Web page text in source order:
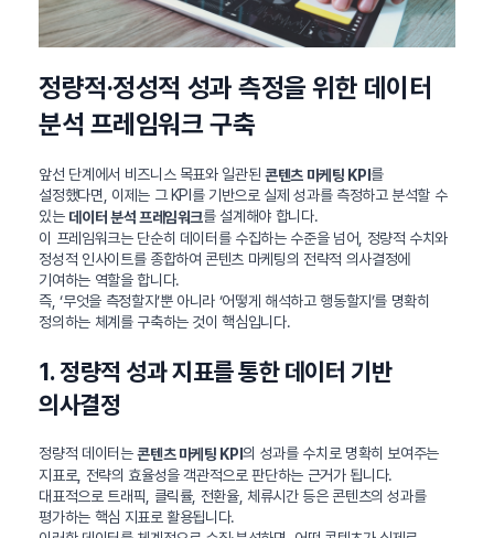
정량적·정성적 성과 측정을 위한 데이터
분석 프레임워크 구축
앞선 단계에서 비즈니스 목표와 일관된콘텐츠 마케팅 KPI를
설정했다면, 이제는 그 KPI를 기반으로 실제 성과를 측정하고 분석할 수
있는 데이터 분석 프레임워크를 설계해야 합니다.
이 프레임워크는 단순히 데이터를 수집하는 수준을 넘어, 정량적 수치와
정성적 인사이트를 종합하여 콘텐츠 마케팅의 전략적 의사결정에
기여하는 역할을 합니다.
즉, ‘무엇을 측정할지’뿐 아니라 ‘어떻게 해석하고 행동할지’를 명확히
정의하는 체계를 구축하는 것이 핵심입니다.
1. 정량적 성과 지표를 통한 데이터 기반
의사결정
정량적 데이터는콘텐츠 마케팅 KPI의 성과를 수치로 명확히 보여주는
지표로, 전략의 효율성을 객관적으로 판단하는 근거가 됩니다.
대표적으로 트래픽, 클릭률, 전환율, 체류시간 등은 콘텐츠의 성과를
평가하는 핵심 지표로 활용됩니다.